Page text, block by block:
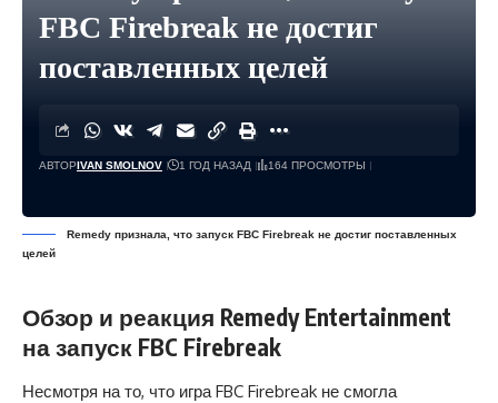
FBC Firebreak не достиг
поставленных целей
АВТОРIVAN SMOLNOV 1 ГОД НАЗАД 164 ПРОСМОТРЫ
Remedy признала, что запуск FBC Firebreak не достиг поставленных
целей
Обзор и реакция Remedy Entertainment
на запуск FBC Firebreak
Несмотря на то, что игра FBC Firebreak не смогла